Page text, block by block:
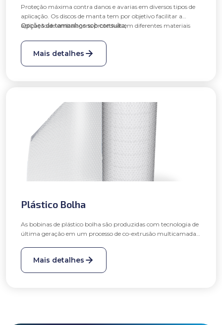
Proteção máxima contra danos e avarias em diversos tipos de
aplicação. Os discos de manta tem por objetivo facilitar a
aplicação de embalagens protetivas em diferentes materiais
ampliação da vida útil de alguns produtos.
Opções de tamanhos sob consulta;
Mais detalhes
Plástico Bolha
As bobinas de plástico bolha são produzidas com tecnologia de
última geração em um processo de co-extrusão multicamadas
um produto superior ao convencional, com alta resistência e
mantendo a conformidade em gramatura, largura,
comprimento e peso.
Mais detalhes